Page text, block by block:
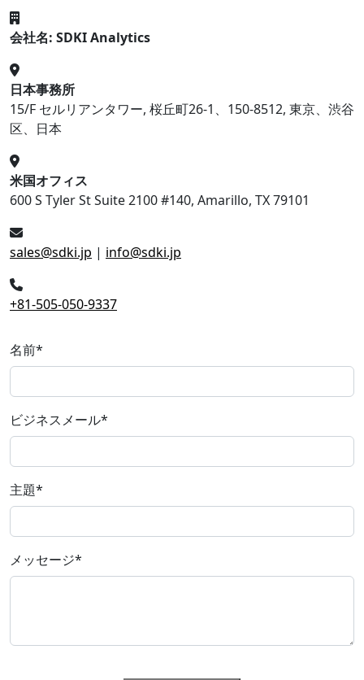
会社名: SDKI Analytics
日本事務所
15/F セルリアンタワー, 桜丘町26-1、150-8512, 東京、渋谷
区、日本
米国オフィス
600 S Tyler St Suite 2100 #140, Amarillo, TX 79101
sales@sdki.jp | info@sdki.jp
+81-505-050-9337
名前*
ビジネスメール*
主題*
メッセージ*